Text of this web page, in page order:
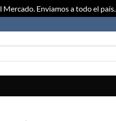
Mercado. Enviamos a todo el país.